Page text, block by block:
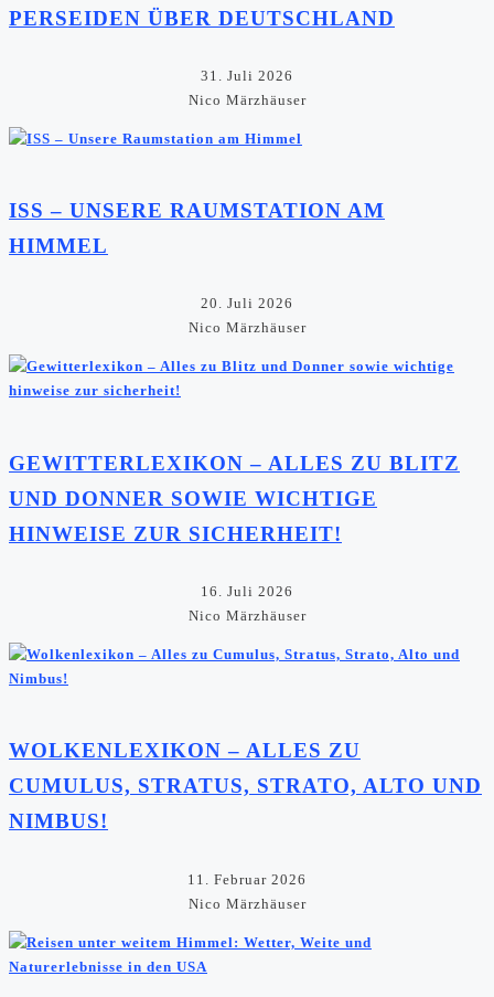
PERSEIDEN ÜBER DEUTSCHLAND
31. Juli 2026
Nico Märzhäuser
ISS – UNSERE RAUMSTATION AM
HIMMEL
20. Juli 2026
Nico Märzhäuser
GEWITTERLEXIKON – ALLES ZU BLITZ
UND DONNER SOWIE WICHTIGE
HINWEISE ZUR SICHERHEIT!
16. Juli 2026
Nico Märzhäuser
WOLKENLEXIKON – ALLES ZU
CUMULUS, STRATUS, STRATO, ALTO UND
NIMBUS!
11. Februar 2026
Nico Märzhäuser